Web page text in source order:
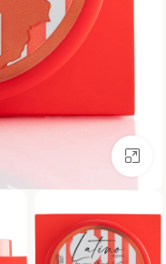
اضغط للتكبير